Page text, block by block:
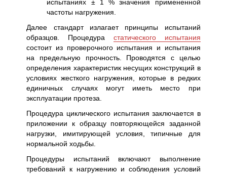
испытаниях ± 1 % значения примененной
частоты нагружения.
Далее стандарт излагает принципы испытаний
образцов. Процедура статического испытания
состоит из проверочного испытания и испытания
на предельную прочность. Проводятся с целью
определения характеристик несущих конструкций в
условиях жесткого нагружения, которые в редких
единичных случаях могут иметь место при
эксплуатации протеза.
Процедура циклического испытания заключается в
приложении к образцу повторяющейся заданной
нагрузки, имитирующей условия, типичные для
нормальной ходьбы.
Процедуры испытаний включают выполнение
требований к нагружению и соблюдения условий